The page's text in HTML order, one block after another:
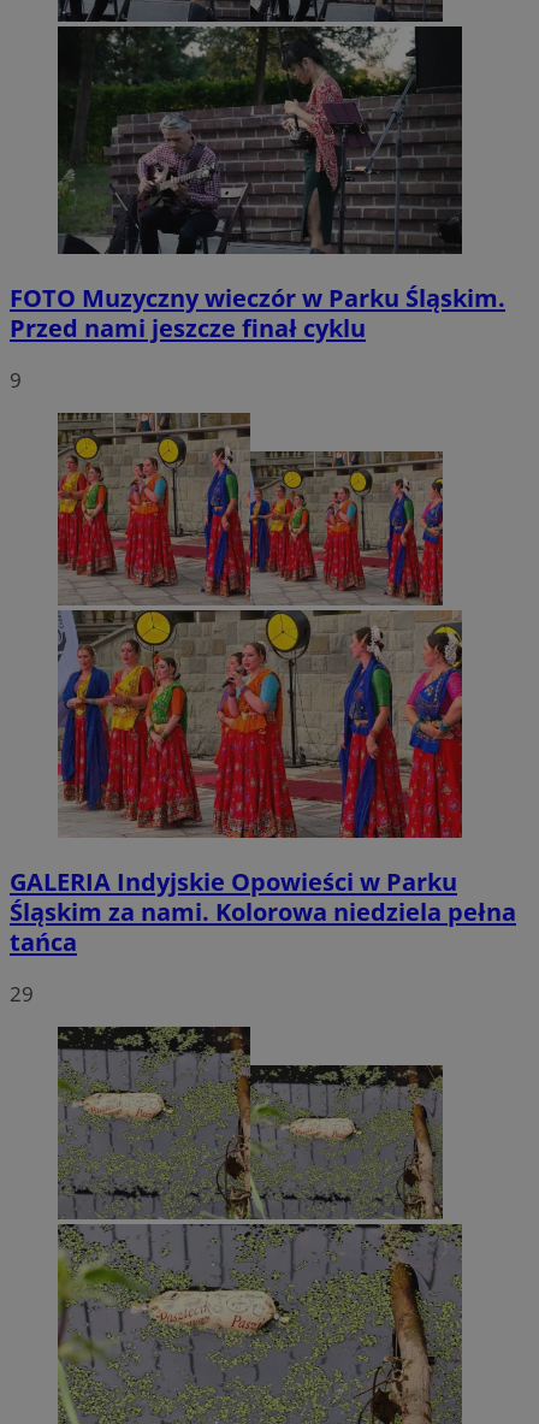
FOTO Muzyczny wieczór w Parku Śląskim.
Przed nami jeszcze finał cyklu
9
GALERIA Indyjskie Opowieści w Parku
Śląskim za nami. Kolorowa niedziela pełna
tańca
29